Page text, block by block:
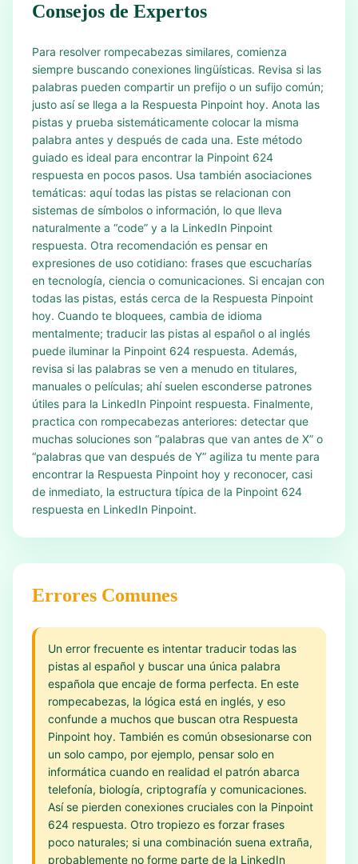
Consejos de Expertos
Para resolver rompecabezas similares, comienza
siempre buscando conexiones lingüísticas. Revisa si las
palabras pueden compartir un prefijo o un sufijo común;
justo así se llega a la Respuesta Pinpoint hoy. Anota las
pistas y prueba sistemáticamente colocar la misma
palabra antes y después de cada una. Este método
guiado es ideal para encontrar la Pinpoint 624
respuesta en pocos pasos. Usa también asociaciones
temáticas: aquí todas las pistas se relacionan con
sistemas de símbolos o información, lo que lleva
naturalmente a “code” y a la LinkedIn Pinpoint
respuesta. Otra recomendación es pensar en
expresiones de uso cotidiano: frases que escucharías
en tecnología, ciencia o comunicaciones. Si encajan con
todas las pistas, estás cerca de la Respuesta Pinpoint
hoy. Cuando te bloquees, cambia de idioma
mentalmente; traducir las pistas al español o al inglés
puede iluminar la Pinpoint 624 respuesta. Además,
revisa si las palabras se ven a menudo en titulares,
manuales o películas; ahí suelen esconderse patrones
útiles para la LinkedIn Pinpoint respuesta. Finalmente,
practica con rompecabezas anteriores: detectar que
muchas soluciones son “palabras que van antes de X” o
“palabras que van después de Y” agiliza tu mente para
encontrar la Respuesta Pinpoint hoy y reconocer, casi
de inmediato, la estructura típica de la Pinpoint 624
respuesta en LinkedIn Pinpoint.
Errores Comunes
Un error frecuente es intentar traducir todas las
pistas al español y buscar una única palabra
española que encaje de forma perfecta. En este
rompecabezas, la lógica está en inglés, y eso
confunde a muchos que buscan otra Respuesta
Pinpoint hoy. También es común obsesionarse con
un solo campo, por ejemplo, pensar solo en
informática cuando en realidad el patrón abarca
telefonía, biología, criptografía y comunicaciones.
Así se pierden conexiones cruciales con la Pinpoint
624 respuesta. Otro tropiezo es forzar frases
poco naturales; si una combinación suena extraña,
probablemente no forme parte de la LinkedIn